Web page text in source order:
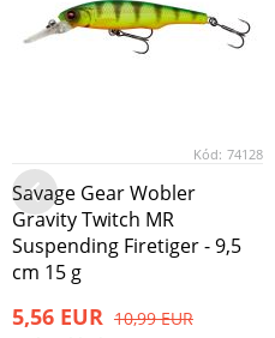
Kód: 74128
Savage Gear Wobler
Gravity Twitch MR
Suspending Firetiger - 9,5
cm 15 g
5,56 EUR 10,99 EUR